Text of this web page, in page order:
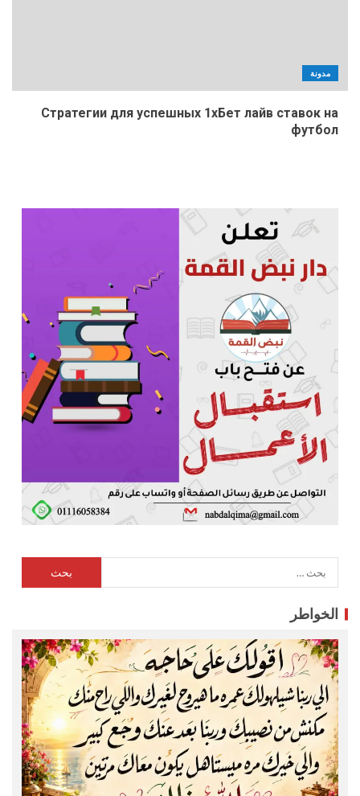
مدونة
Стратегии для успешных 1хБет лайв ставок на
футбол
الخواطر